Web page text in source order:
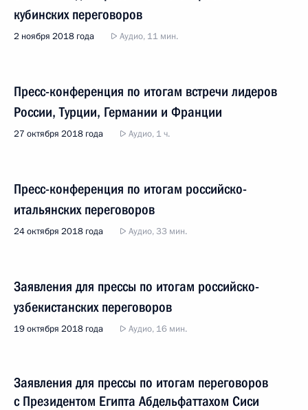
кубинских переговоров
2 ноября 2018 года Аудио, 11 мин.
Пресс-конференция по итогам встречи лидеров
России, Турции, Германии и Франции
27 октября 2018 года Аудио, 1 ч.
Пресс-конференция по итогам российско-
итальянских переговоров
24 октября 2018 года Аудио, 33 мин.
Заявления для прессы по итогам российско-
узбекистанских переговоров
19 октября 2018 года Аудио, 16 мин.
Заявления для прессы по итогам переговоров
с Президентом Египта Абдельфаттахом Сиси